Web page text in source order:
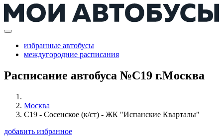
избранные автобусы
междугородние расписания
Расписание автобуса №С19 г.Москва
Москва
С19 - Сосенское (к/ст) - ЖК "Испанские Кварталы"
добавить избранное